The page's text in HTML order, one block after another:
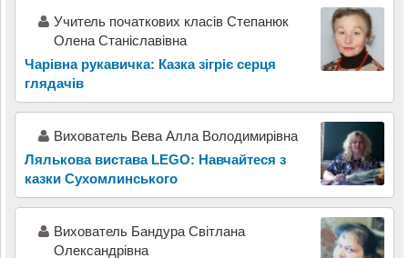
Учитель початкових класів Степанюк
Олена Станіславівна
Чарівна рукавичка: Казка зігріє серця
глядачів
Вихователь Вева Алла Володимирівна
Лялькова вистава LEGO: Навчайтеся з
казки Сухомлинського
Вихователь Бандура Світлана
Олександрівна